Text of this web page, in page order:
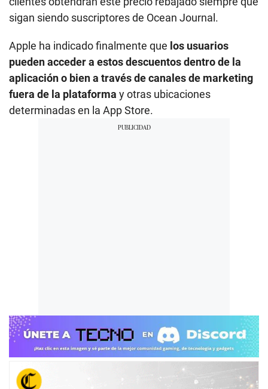
sigan siendo suscriptores de Ocean Journal.
Apple ha indicado finalmente que los usuarios
pueden acceder a estos descuentos dentro de la
aplicación o bien a través de canales de marketing
fuera de la plataforma y otras ubicaciones
determinadas en la App Store.